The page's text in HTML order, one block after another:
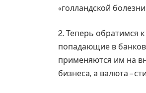
«голландской
2. Теперь обратимся
попадающие в
применяются им на
бизнеса, а валюта –